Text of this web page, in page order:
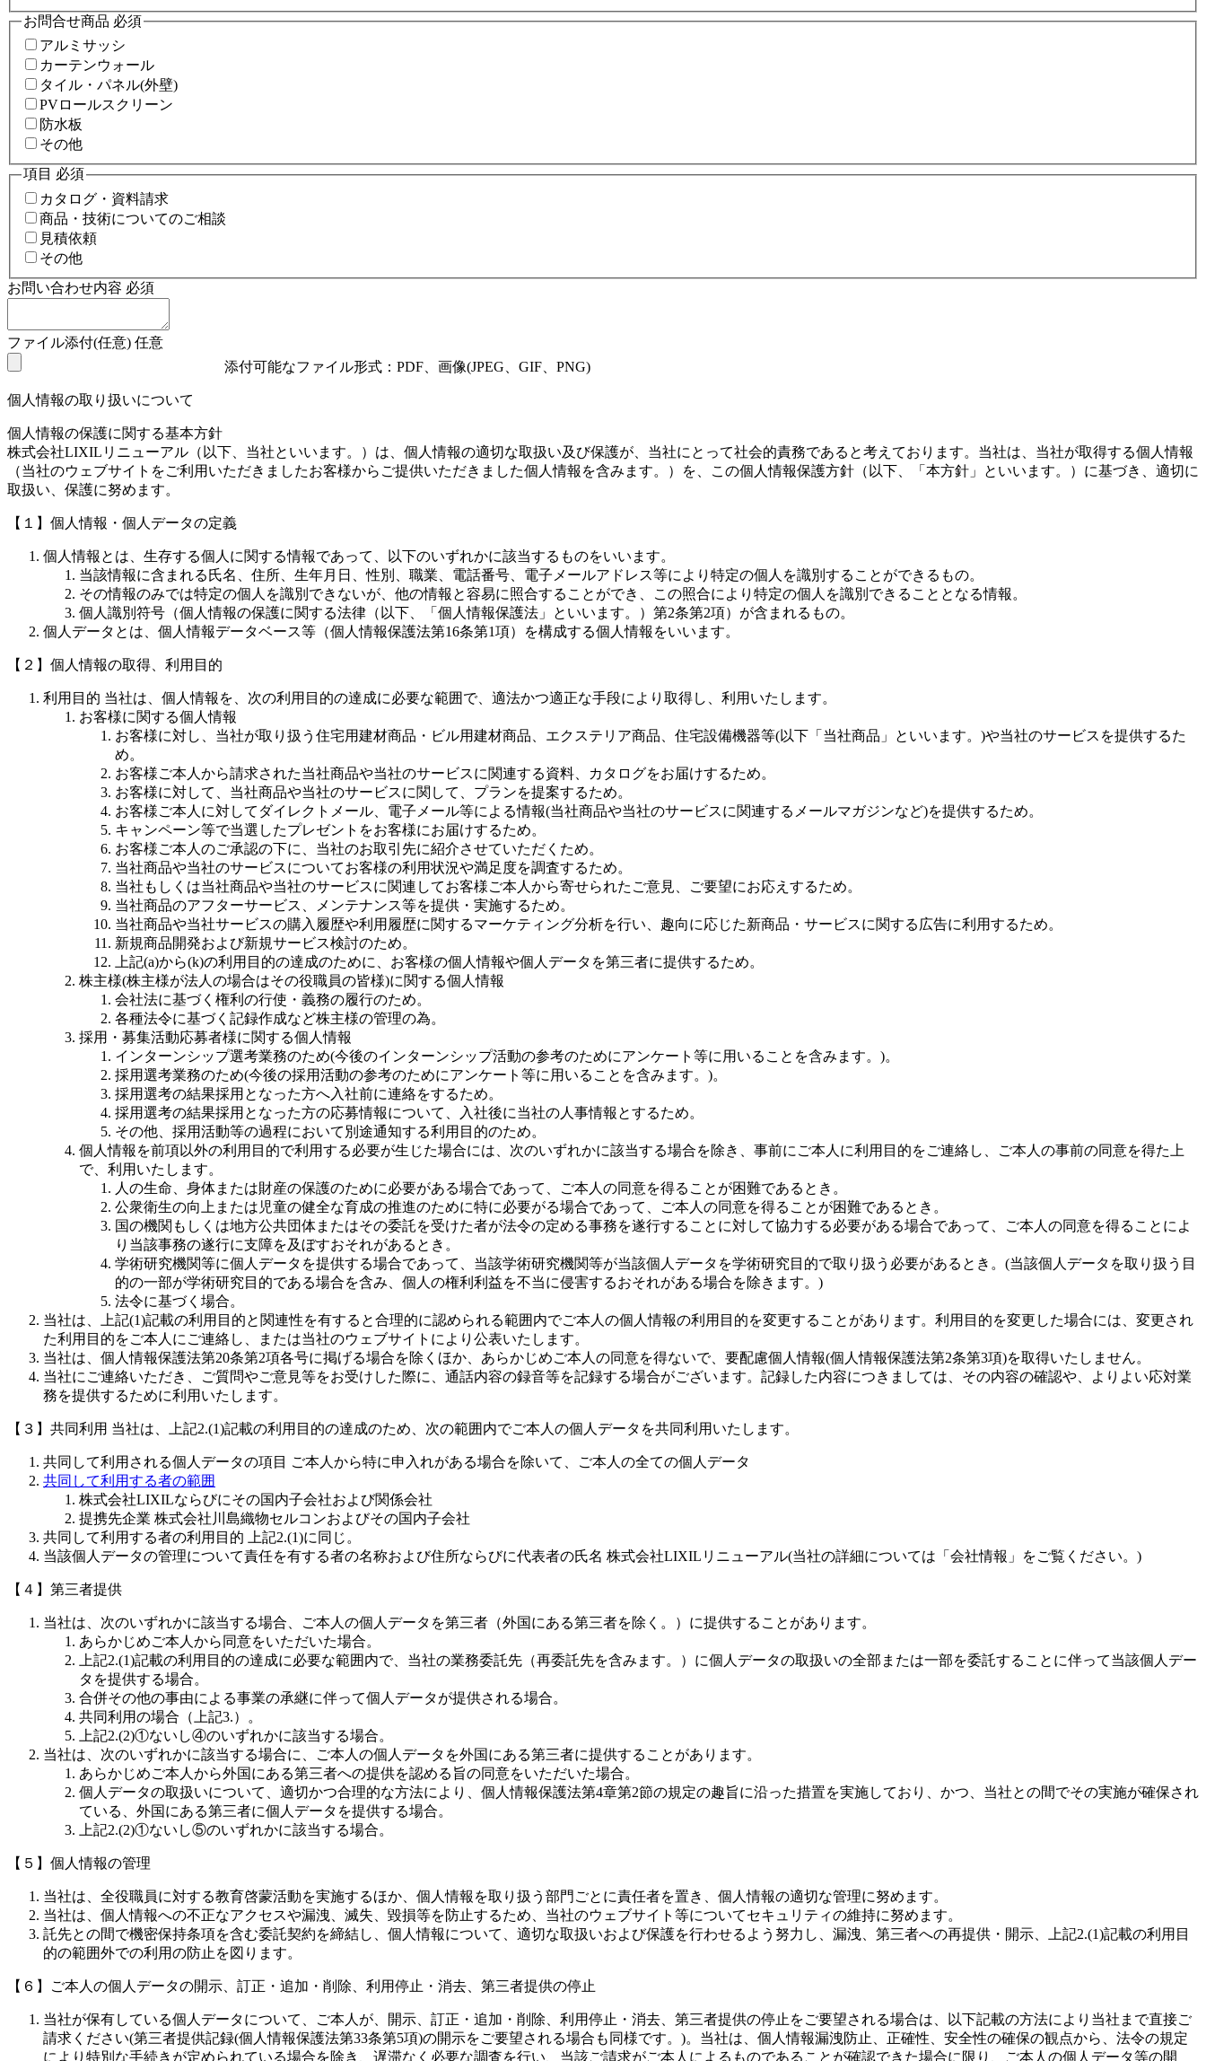
お問合せ商品 必須
アルミサッシ
カーテンウォール
タイル・パネル(外壁)
PVロールスクリーン
防水板
その他
項目 必須
カタログ・資料請求
商品・技術についてのご相談
見積依頼
その他
お問い合わせ内容 必須
ファイル添付(任意) 任意
添付可能なファイル形式：PDF、画像(JPEG、GIF、PNG)
個人情報の取り扱いについて
個人情報の保護に関する基本方針
株式会社LIXILリニューアル（以下、当社といいます。）は、個人情報の適切な取扱い及び保護が、当社にとって社会的責務であると考えております。当社は、当社が取得する個人情報
（当社のウェブサイトをご利用いただきましたお客様からご提供いただきました個人情報を含みます。）を、この個人情報保護方針（以下、「本方針」といいます。）に基づき、適切に
取扱い、保護に努めます。
【１】個人情報・個人データの定義
個人情報とは、生存する個人に関する情報であって、以下のいずれかに該当するものをいいます。
当該情報に含まれる氏名、住所、生年月日、性別、職業、電話番号、電子メールアドレス等により特定の個人を識別することができるもの。
その情報のみでは特定の個人を識別できないが、他の情報と容易に照合することができ、この照合により特定の個人を識別できることとなる情報。
個人識別符号（個人情報の保護に関する法律（以下、「個人情報保護法」といいます。）第2条第2項）が含まれるもの。
個人データとは、個人情報データベース等（個人情報保護法第16条第1項）を構成する個人情報をいいます。
【２】個人情報の取得、利用目的
利用目的 当社は、個人情報を、次の利用目的の達成に必要な範囲で、適法かつ適正な手段により取得し、利用いたします。
お客様に関する個人情報
お客様に対し、当社が取り扱う住宅用建材商品・ビル用建材商品、エクステリア商品、住宅設備機器等(以下「当社商品」といいます。)や当社のサービスを提供するた
め。
お客様ご本人から請求された当社商品や当社のサービスに関連する資料、カタログをお届けするため。
お客様に対して、当社商品や当社のサービスに関して、プランを提案するため。
お客様ご本人に対してダイレクトメール、電子メール等による情報(当社商品や当社のサービスに関連するメールマガジンなど)を提供するため。
キャンペーン等で当選したプレゼントをお客様にお届けするため。
お客様ご本人のご承認の下に、当社のお取引先に紹介させていただくため。
当社商品や当社のサービスについてお客様の利用状況や満足度を調査するため。
当社もしくは当社商品や当社のサービスに関連してお客様ご本人から寄せられたご意見、ご要望にお応えするため。
当社商品のアフターサービス、メンテナンス等を提供・実施するため。
当社商品や当社サービスの購入履歴や利用履歴に関するマーケティング分析を行い、趣向に応じた新商品・サービスに関する広告に利用するため。
新規商品開発および新規サービス検討のため。
上記(a)から(k)の利用目的の達成のために、お客様の個人情報や個人データを第三者に提供するため。
株主様(株主様が法人の場合はその役職員の皆様)に関する個人情報
会社法に基づく権利の行使・義務の履行のため。
各種法令に基づく記録作成など株主様の管理の為。
採用・募集活動応募者様に関する個人情報
インターンシップ選考業務のため(今後のインターンシップ活動の参考のためにアンケート等に用いることを含みます。)。
採用選考業務のため(今後の採用活動の参考のためにアンケート等に用いることを含みます。)。
採用選考の結果採用となった方へ入社前に連絡をするため。
採用選考の結果採用となった方の応募情報について、入社後に当社の人事情報とするため。
その他、採用活動等の過程において別途通知する利用目的のため。
個人情報を前項以外の利用目的で利用する必要が生じた場合には、次のいずれかに該当する場合を除き、事前にご本人に利用目的をご連絡し、ご本人の事前の同意を得た上
で、利用いたします。
人の生命、身体または財産の保護のために必要がある場合であって、ご本人の同意を得ることが困難であるとき。
公衆衛生の向上または児童の健全な育成の推進のために特に必要がる場合であって、ご本人の同意を得ることが困難であるとき。
国の機関もしくは地方公共団体またはその委託を受けた者が法令の定める事務を遂行することに対して協力する必要がある場合であって、ご本人の同意を得ることによ
り当該事務の遂行に支障を及ぼすおそれがあるとき。
学術研究機関等に個人データを提供する場合であって、当該学術研究機関等が当該個人データを学術研究目的で取り扱う必要があるとき。(当該個人データを取り扱う目
的の一部が学術研究目的である場合を含み、個人の権利利益を不当に侵害するおそれがある場合を除きます。)
法令に基づく場合。
当社は、上記(1)記載の利用目的と関連性を有すると合理的に認められる範囲内でご本人の個人情報の利用目的を変更することがあります。利用目的を変更した場合には、変更され
た利用目的をご本人にご連絡し、または当社のウェブサイトにより公表いたします。
当社は、個人情報保護法第20条第2項各号に掲げる場合を除くほか、あらかじめご本人の同意を得ないで、要配慮個人情報(個人情報保護法第2条第3項)を取得いたしません。
当社にご連絡いただき、ご質問やご意見等をお受けした際に、通話内容の録音等を記録する場合がございます。記録した内容につきましては、その内容の確認や、よりよい応対業
務を提供するために利用いたします。
【３】共同利用 当社は、上記2.(1)記載の利用目的の達成のため、次の範囲内でご本人の個人データを共同利用いたします。
共同して利用される個人データの項目 ご本人から特に申入れがある場合を除いて、ご本人の全ての個人データ
共同して利用する者の範囲
株式会社LIXILならびにその国内子会社および関係会社
提携先企業 株式会社川島織物セルコンおよびその国内子会社
共同して利用する者の利用目的
上記2.(1)に同じ。
当該個人データの管理について責任を有する者の名称および住所ならびに代表者の氏名 株式会社LIXILリニューアル(当社の詳細については「会社情報」をご覧ください。)
【４】第三者提供
当社は、次のいずれかに該当する場合、ご本人の個人データを第三者（外国にある第三者を除く。）に提供することがあります。
あらかじめご本人から同意をいただいた場合。
上記2.(1)記載の利用目的の達成に必要な範囲内で、当社の業務委託先（再委託先を含みます。）に個人データの取扱いの全部または一部を委託することに伴って当該個人デー
タを提供する場合。
合併その他の事由による事業の承継に伴って個人データが提供される場合。
共同利用の場合（上記3.）。
上記2.(2)①ないし④のいずれかに該当する場合。
当社は、次のいずれかに該当する場合に、ご本人の個人データを外国にある第三者に提供することがあります。
あらかじめご本人から外国にある第三者への提供を認める旨の同意をいただいた場合。
個人データの取扱いについて、適切かつ合理的な方法により、個人情報保護法第4章第2節の規定の趣旨に沿った措置を実施しており、かつ、当社との間でその実施が確保され
ている、外国にある第三者に個人データを提供する場合。
上記2.(2)①ないし⑤のいずれかに該当する場合。
【５】個人情報の管理
当社は、全役職員に対する教育啓蒙活動を実施するほか、個人情報を取り扱う部門ごとに責任者を置き、個人情報の適切な管理に努めます。
当社は、個人情報への不正なアクセスや漏洩、滅失、毀損等を防止するため、当社のウェブサイト等についてセキュリティの維持に努めます。
託先との間で機密保持条項を含む委託契約を締結し、個人情報について、適切な取扱いおよび保護を行わせるよう努力し、漏洩、第三者への再提供・開示、上記2.(1)記載の利用目
的の範囲外での利用の防止を図ります。
【６】ご本人の個人データの開示、訂正・追加・削除、利用停止・消去、第三者提供の停止
当社が保有している個人データについて、ご本人が、開示、訂正・追加・削除、利用停止・消去、第三者提供の停止をご要望される場合は、以下記載の方法により当社まで直接ご
請求ください(第三者提供記録(個人情報保護法第33条第5項)の開示をご要望される場合も同様です。)。当社は、個人情報漏洩防止、正確性、安全性の確保の観点から、法令の規定
により特別な手続きが定められている場合を除き、遅滞なく必要な調査を行い、当該ご請求がご本人によるものであることが確認できた場合に限り、ご本人の個人データ等の開